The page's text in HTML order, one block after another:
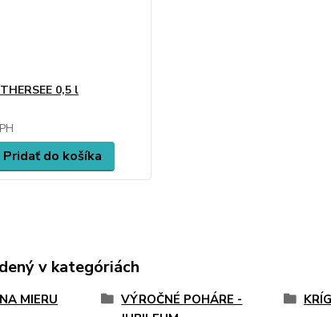
0,5 l
Pridať do košíka
v kategóriách
MIERU
VÝROČNÉ POHÁRE -